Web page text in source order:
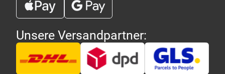
Unsere Versandpartner: